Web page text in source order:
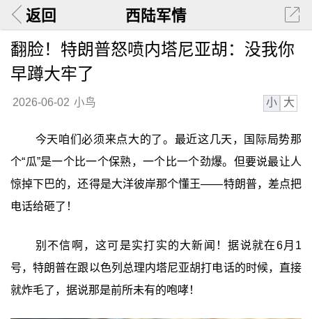
返回 西陆军情
翻脸！特朗普怒喷内塔尼亚胡：没我你
早蹲大牢了
2026-06-02 小鸟 小 大
今天咱们必须来点大的了。最近这几天，国际局势那
个“瓜”是一个比一个保熟，一个比一个劲爆。但要说最让人
惊掉下巴的，还得是大洋彼岸那个懂王——特朗普，差点把
电话给砸了！
别不信啊，这可是实打实的大新闻！据说就在6月1
号，特朗普在跟以色列总理内塔尼亚胡打电话的时候，直接
就炸毛了，据说那是前所未有的咆哮！